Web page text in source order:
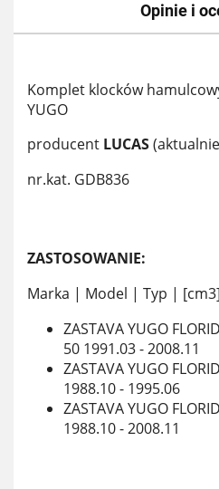
Opinie i
Komplet klocków
YUGO
producent LUCAS
nr.kat. GDB836
ZASTOSOWANIE:
Marka | Model | Typ |
ZASTAVA YUGO
50 1991.03 - 2008.11
ZASTAVA YUGO
1988.10 - 1995.06
ZASTAVA YUGO
1988.10 - 2008.11